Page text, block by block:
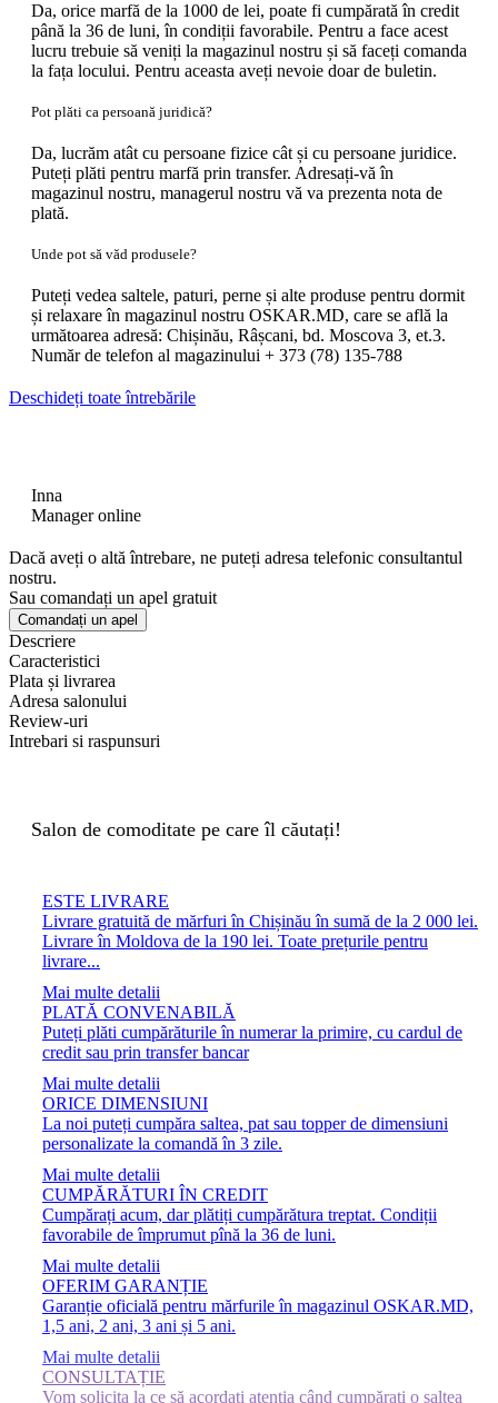
Da, orice marfă de la 1000 de lei, poate fi cumpărată în credit
până la 36 de luni, în condiții favorabile. Pentru a face acest
lucru trebuie să veniți la magazinul nostru și să faceți comanda
la fața locului. Pentru aceasta aveți nevoie doar de buletin.
Pot plăti ca persoană juridică?
Da, lucrăm atât cu persoane fizice cât și cu persoane juridice.
Puteți plăti pentru marfă prin transfer. Adresați-vă în
magazinul nostru, managerul nostru vă va prezenta nota de
plată.
Unde pot să văd produsele?
Puteți vedea saltele, paturi, perne și alte produse pentru dormit
și relaxare în magazinul nostru OSKAR.MD, care se află la
următoarea adresă: Chișinău, Râșcani, bd. Moscova 3, et.3.
Număr de telefon al magazinului + 373 (78) 135-788
Deschideți toate întrebările
Inna
Manager online
Dacă aveți o altă întrebare, ne puteți adresa telefonic consultantul
nostru.
Sau comandați un apel gratuit
Comandați un apel
Descriere
Caracteristici
Plata și livrarea
Adresa salonului
Review-uri
Intrebari si raspunsuri
Salon de comoditate pe care îl căutați!
ESTE LIVRARE
Livrare gratuită de mărfuri în Chișinău în sumă de la 2 000 lei.
Livrare în Moldova de la 190 lei. Toate prețurile pentru
livrare...
Mai multe detalii
PLATĂ CONVENABILĂ
Puteți plăti cumpărăturile în numerar la primire, cu cardul de
credit sau prin transfer bancar
Mai multe detalii
ORICE DIMENSIUNI
La noi puteți cumpăra saltea, pat sau topper de dimensiuni
personalizate la comandă în 3 zile.
Mai multe detalii
CUMPĂRĂTURI ÎN CREDIT
Cumpărați acum, dar plătiți cumpărătura treptat. Condiții
favorabile de împrumut pînă la 36 de luni.
Mai multe detalii
OFERIM GARANȚIE
Garanție oficială pentru mărfurile în magazinul OSKAR.MD,
1,5 ani, 2 ani, 3 ani și 5 ani.
Mai multe detalii
CONSULTAȚIE
Vom solicita la ce să acordați atenția când cumpărați o saltea